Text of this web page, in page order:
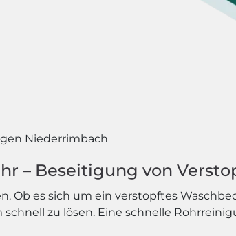
Niederrimbach
– Beseitigung von
Ob es sich um ein verstopftes
zu lösen. Eine schnelle